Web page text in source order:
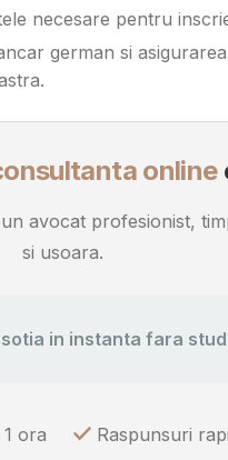
necesare pentru
german si
online
avocat profesionist,
si usoara.
in instanta fara
ora
Raspunsuri